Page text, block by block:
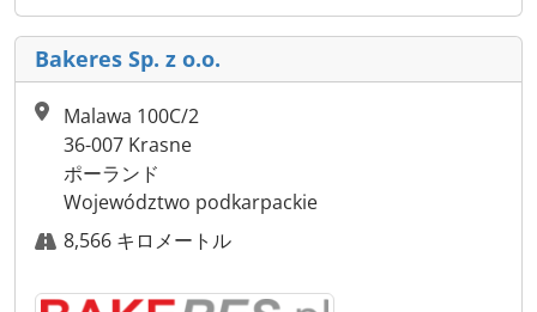
Bakeres Sp. z o.o.
Malawa 100C/2
36-007 Krasne
ポーランド
Województwo podkarpackie
8,566 キロメートル